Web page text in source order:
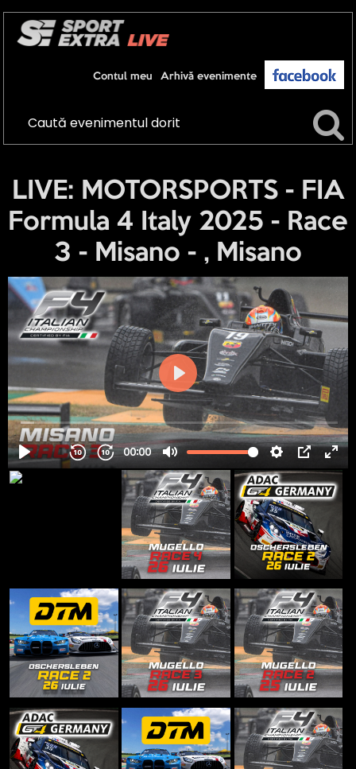
Arhivă evenimente
Contul meu
LIVE: MOTORSPORTS - FIA
Formula 4 Italy 2025 - Race
3 - Misano - , Misano